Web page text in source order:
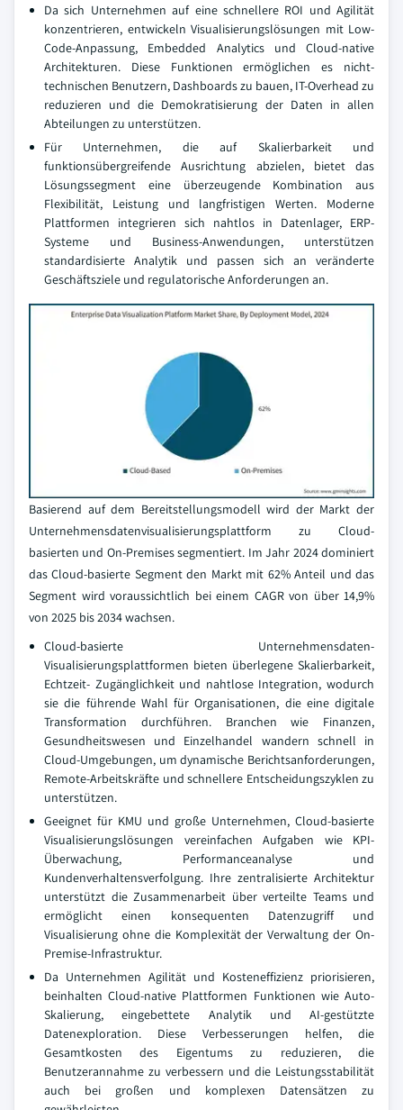
Da sich Unternehmen auf eine schnellere ROI und Agilität
konzentrieren, entwickeln Visualisierungslösungen mit Low-
Code-Anpassung, Embedded Analytics und Cloud-native
Architekturen. Diese Funktionen ermöglichen es nicht-
technischen Benutzern, Dashboards zu bauen, IT-Overhead zu
reduzieren und die Demokratisierung der Daten in allen
Abteilungen zu unterstützen.
Für Unternehmen, die auf Skalierbarkeit und
funktionsübergreifende Ausrichtung abzielen, bietet das
Lösungssegment eine überzeugende Kombination aus
Flexibilität, Leistung und langfristigen Werten. Moderne
Plattformen integrieren sich nahtlos in Datenlager, ERP-
Systeme und Business-Anwendungen, unterstützen
standardisierte Analytik und passen sich an veränderte
Geschäftsziele und regulatorische Anforderungen an.
Basierend auf dem Bereitstellungsmodell wird der Markt der
Unternehmensdatenvisualisierungsplattform zu Cloud-
basierten und On-Premises segmentiert. Im Jahr 2024 dominiert
das Cloud-basierte Segment den Markt mit 62% Anteil und das
Segment wird voraussichtlich bei einem CAGR von über 14,9%
von 2025 bis 2034 wachsen.
Cloud-basierte Unternehmensdaten-
Visualisierungsplattformen bieten überlegene Skalierbarkeit,
Echtzeit- Zugänglichkeit und nahtlose Integration, wodurch
sie die führende Wahl für Organisationen, die eine digitale
Transformation durchführen. Branchen wie Finanzen,
Gesundheitswesen und Einzelhandel wandern schnell in
Cloud-Umgebungen, um dynamische Berichtsanforderungen,
Remote-Arbeitskräfte und schnellere Entscheidungszyklen zu
unterstützen.
Geeignet für KMU und große Unternehmen, Cloud-basierte
Visualisierungslösungen vereinfachen Aufgaben wie KPI-
Überwachung, Performanceanalyse und
Kundenverhaltensverfolgung. Ihre zentralisierte Architektur
unterstützt die Zusammenarbeit über verteilte Teams und
ermöglicht einen konsequenten Datenzugriff und
Visualisierung ohne die Komplexität der Verwaltung der On-
Premise-Infrastruktur.
Da Unternehmen Agilität und Kosteneffizienz priorisieren,
beinhalten Cloud-native Plattformen Funktionen wie Auto-
Skalierung, eingebettete Analytik und AI-gestützte
Datenexploration. Diese Verbesserungen helfen, die
Gesamtkosten des Eigentums zu reduzieren, die
Benutzerannahme zu verbessern und die Leistungsstabilität
auch bei großen und komplexen Datensätzen zu